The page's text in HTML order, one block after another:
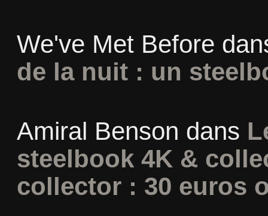
We've Met Before
de la nuit : un
Amiral Benson dans
steelbook 4K &
collector : 30 euros